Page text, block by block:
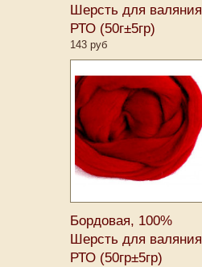
Шерсть для валяния
РТО (50г±5гр)
143 руб
Бордовая, 100%
Шерсть для валяния
РТО (50гр±5гр)